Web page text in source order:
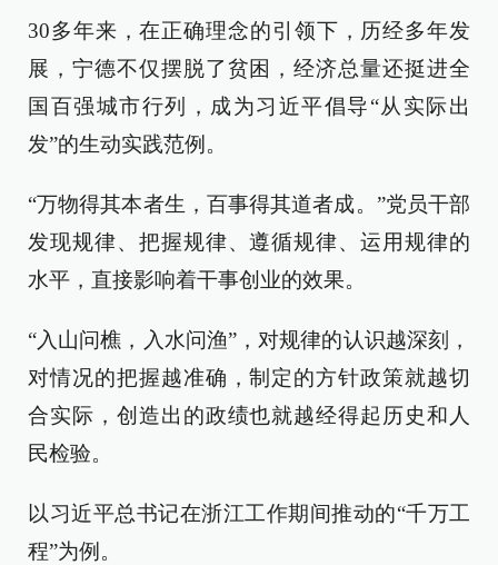
30多年来，在正确理念的引领下，历经多年发
展，宁德不仅摆脱了贫困，经济总量还挺进全
国百强城市行列，成为习近平倡导“从实际出
发”的生动实践范例。
“万物得其本者生，百事得其道者成。”党员干部
发现规律、把握规律、遵循规律、运用规律的
水平，直接影响着干事创业的效果。
“入山问樵，入水问渔”，对规律的认识越深刻，
对情况的把握越准确，制定的方针政策就越切
合实际，创造出的政绩也就越经得起历史和人
民检验。
以习近平总书记在浙江工作期间推动的“千万工
程”为例。